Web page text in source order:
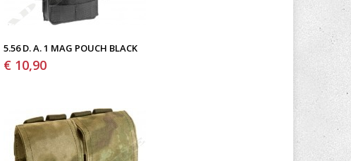
5.56 D. A. 1 MAG POUCH BLACK
€ 10,90